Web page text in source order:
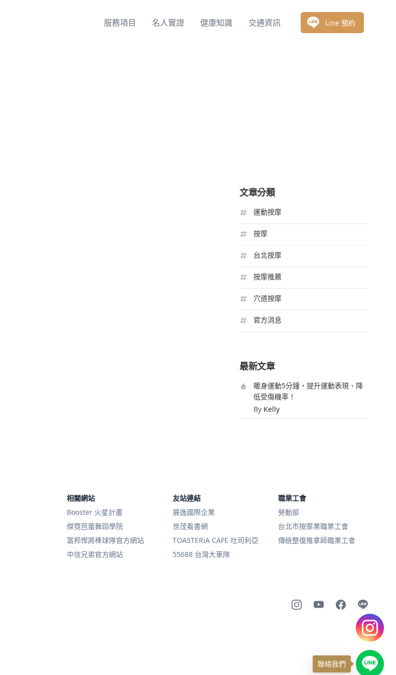
服務項目 名人實證 健康知識 交通資訊 Line 預約
文章分類
運動按摩
按摩
台北按摩
按摩推薦
穴道按摩
官方消息
最新文章
暖身運動5分鐘，提升運動表現、降
低受傷機率！
By Kelly
相關網站
Booster 火星計畫
傑霓芭蕾舞蹈學院
富邦悍將棒球隊官方網站
中信兄弟官方網站
友站連結
展逸國際企業
世茂看書網
TOASTERiA CAFE 吐司利亞
55688 台灣大車隊
職業工會
勞動部
台北市按摩業職業工會
傳統整復推拿師職業工會
聯絡我們